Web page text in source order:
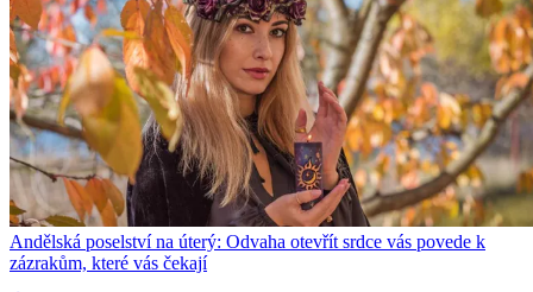
Andělská poselství na úterý: Odvaha otevřít srdce vás povede k
zázrakům, které vás čekají